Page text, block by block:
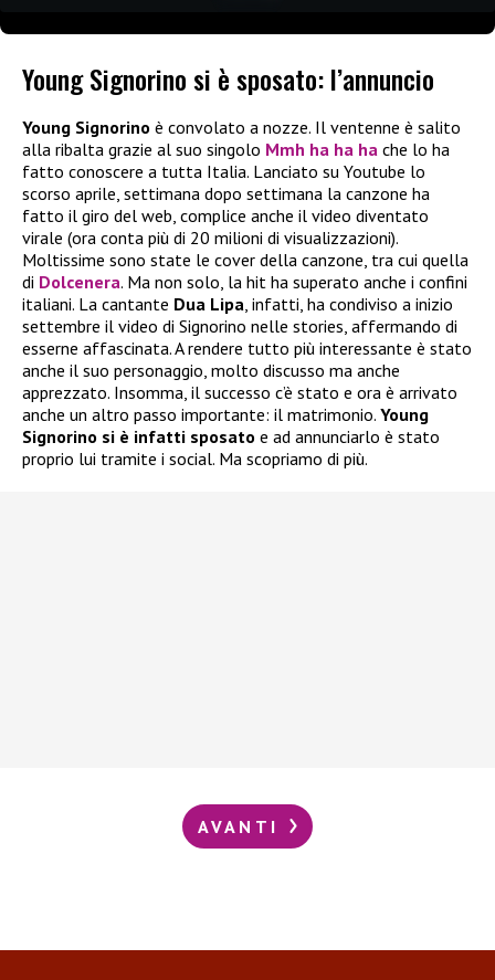
Young Signorino si è sposato: l’annuncio
Young Signorino è convolato a nozze. Il ventenne è salito
alla ribalta grazie al suo singolo Mmh ha ha ha che lo ha
fatto conoscere a tutta Italia. Lanciato su Youtube lo
scorso aprile, settimana dopo settimana la canzone ha
fatto il giro del web, complice anche il video diventato
virale (ora conta più di 20 milioni di visualizzazioni).
Moltissime sono state le cover della canzone, tra cui quella
di Dolcenera. Ma non solo, la hit ha superato anche i confini
italiani. La cantante Dua Lipa, infatti, ha condiviso a inizio
settembre il video di Signorino nelle stories, affermando di
esserne affascinata. A rendere tutto più interessante è stato
anche il suo personaggio, molto discusso ma anche
apprezzato. Insomma, il successo c’è stato e ora è arrivato
anche un altro passo importante: il matrimonio. Young
Signorino si è infatti sposato e ad annunciarlo è stato
proprio lui tramite i social. Ma scopriamo di più.
AVANTI